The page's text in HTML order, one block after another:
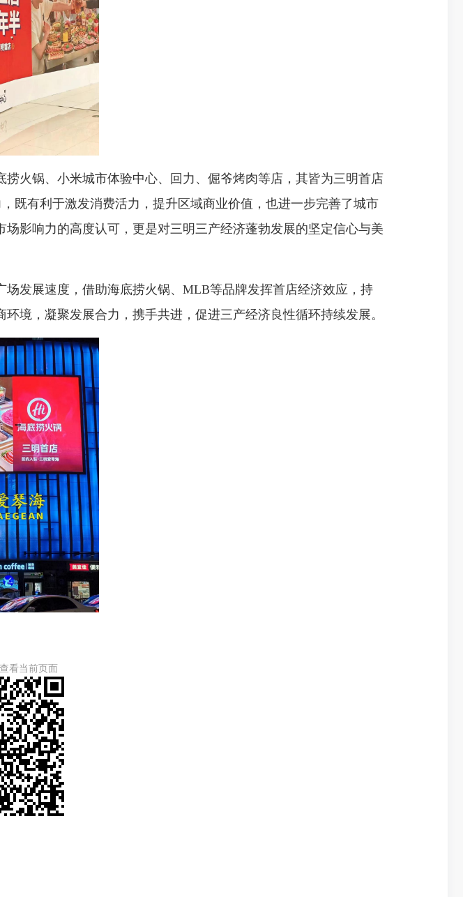
锅、小米城市体验中心、回力、倔爷烤肉等店，其皆为三明首店
既有利于激发消费活力，提升区域商业价值，也进一步完善了城市
影响力的高度认可，更是对三明三产经济蓬勃发展的坚定信心与美
发展速度，借助海底捞火锅、MLB等品牌发挥首店经济效应，持
境，凝聚发展合力，携手共进，促进三产经济良性循环持续发展。
看当前页面